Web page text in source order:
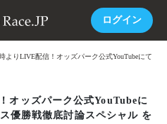
ログイン
よりLIVE配信！オッズパーク公式YouTubeにて
オッズパーク公式YouTubeに
優勝戦徹底討論スペシャル を